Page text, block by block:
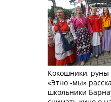
Кокошники, руны
«Этно -мы»
школьники